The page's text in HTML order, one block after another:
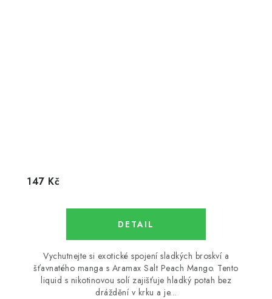
147 Kč
Vychutnejte si exotické spojení sladkých broskví a
šťavnatého manga s Aramax Salt Peach Mango. Tento
liquid s nikotinovou solí zajišťuje hladký potah bez
dráždění v krku a je...